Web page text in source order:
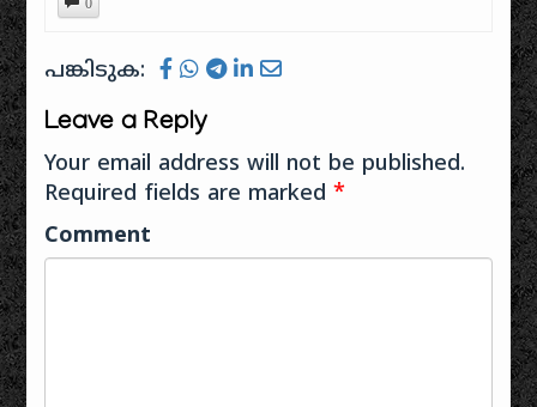
പഴയ ചങ്ങാതിമാര്‍...
നിന്റെ ഭാര്യ ..???
മാലാഖ ആണെടാ
മാലാഖ ... ആട്ടെ
നിന്റെയോ…
വേണ്ടതൊക്കെ
നൽകിയാദരിച്ച
പോയിടട്ടെ
ഞാനിനി-
ശ്ശനിക്കുഴപ്പമേശിടാത്ത
കുട്ടിയെ പോലെ
കൊണ്ടു കളം
ചടുല വാക്കുകള്‍
കൊണ്ടെന്റെ
മൃദുലമായ്
പങ്കിടുക:
Leave a Reply
Your email address will not be published.
Required fields are marked*
Comment